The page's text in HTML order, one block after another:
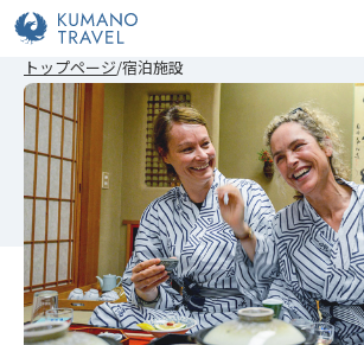
トップページ 宿泊施設